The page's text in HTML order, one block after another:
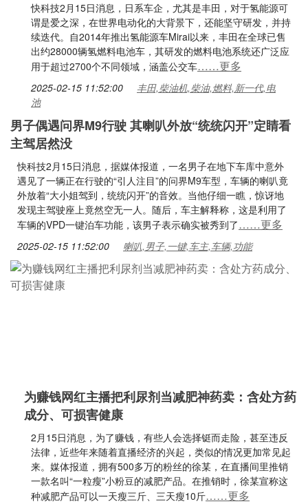
快科技2月15日消息，日系车企，尤其是丰田，对于氢能源可
谓是爱之深，在世界电动化的大背景下，还能坚守研发，并持
续迭代。自2014年推出氢能源车Mirai以来，丰田在全球已售
出约28000辆氢燃料电池车，其研发的燃料电池系统还广泛应
用于超过2700个不同领域，涵盖公交车……更多
2025-02-15 11:52:00
丰田,柴油机,柴油,燃料,新一代,电
池
男子偶遇问界M9行驶 其喇叭外放“统统闪开”定睛看
主驾居然没
快科技2月15日消息，据媒体报道，一名男子在地下车库中意外
遇见了一辆正在行驶的“引人注目”的问界M9车型，车辆的喇叭竟
外放着“大小姐驾到，统统闪开”的音效。当他仔细一瞧，惊讶地
发现主驾驶座上竟然空无一人。随后，车主解释称，这是利用了
车辆的VPD一键泊车功能，该男子表示确实被秀到了……更多
2025-02-15 11:52:00 喇叭,男子,一键,车主,车辆,功能
为赚钱网红主播把利尿剂当减肥神药卖：含处方药
成分、可损害健康
2月15日消息，为了赚钱，有些人会选择铤而走险，甚至违反
法律，近些年来随着直播经济的兴起，类似的情况更加常见起
来。媒体报道，拥有500多万的粉丝的徐某，在直播间里推销
一款名叫“一粒瘦”小粉豆的减肥产品。在推销时，徐某宣称这
种减肥产品可以一天瘦三斤、三天瘦10斤……更多